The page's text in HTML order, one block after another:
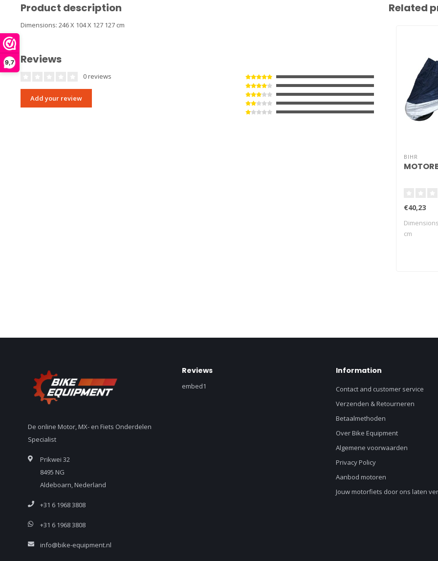
9,7
Product description
Dimensions: 246 X 104 X 127 127 cm
Reviews
0 reviews
Add your review
Related
BIHR
€40,23
cm
De online Motor, MX- en Fiets Onderdelen
Specialist
Prikwei 32
8495 NG
Aldeboarn, Nederland
+31 6 1968 3808
+31 6 1968 3808
info@bike-equipment.nl
Reviews
embed1
Information
Contact and customer service
Verzenden & Retourneren
Betaalmethoden
Over Bike Equipment
Algemene voorwaarden
Privacy Policy
Aanbod motoren
Jouw motorfiets door ons laten